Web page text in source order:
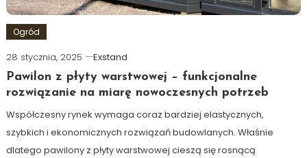
Ogród
28 stycznia, 2025
Exstand
Pawilon z płyty warstwowej – funkcjonalne
rozwiązanie na miarę nowoczesnych potrzeb
Współczesny rynek wymaga coraz bardziej elastycznych,
szybkich i ekonomicznych rozwiązań budowlanych. Właśnie
dlatego pawilony z płyty warstwowej cieszą się rosnącą